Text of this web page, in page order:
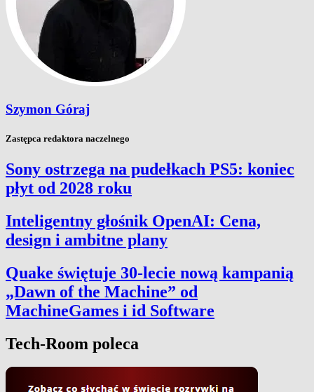
Szymon Góraj
Zastępca redaktora naczelnego
Sony ostrzega na pudełkach PS5: koniec
płyt od 2028 roku
Inteligentny głośnik OpenAI: Cena,
design i ambitne plany
Quake świętuje 30-lecie nową kampanią
„Dawn of the Machine” od
MachineGames i id Software
Tech-Room poleca